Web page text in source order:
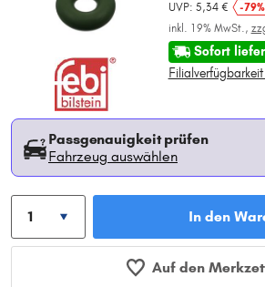
UVP: 5,34 €
-79%
inkl. 19% MwSt.,
Sofort
Passgenauigkeit prüfen
Fahrzeug auswählen
In den
Auf den